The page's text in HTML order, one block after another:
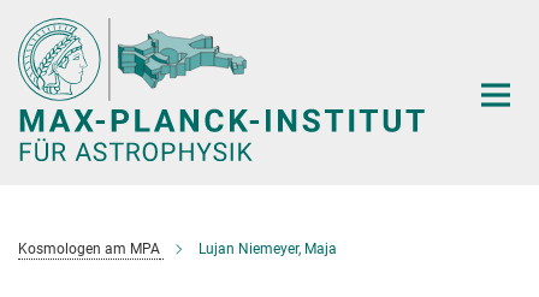
Hauptinhalt
Kosmologen am MPA Lujan Niemeyer, Maja